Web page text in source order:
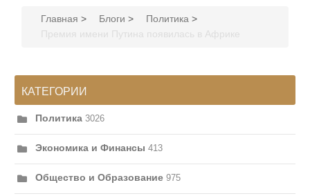
Главная > Блоги > Политика >
Премия имени Путина появилась в Африке
КАТЕГОРИИ
Политика 3026
Экономика и Финансы 413
Общество и Образование 975